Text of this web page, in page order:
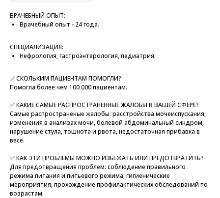
ВРАЧЕБНЫЙ ОПЫТ:
Врачебный опыт - 24 года.
СПЕЦИАЛИЗАЦИЯ:
Нефрология, гастроэнтерология, педиатрия.
✅ СКОЛЬКИМ ПАЦИЕНТАМ ПОМОГЛИ?
Помогла более чем 100 000 пациентам.
✅ КАКИЕ САМЫЕ РАСПРОСТРАНЕННЫЕ ЖАЛОБЫ В ВАШЕЙ СФЕРЕ?
Самые распространеные жалобы: расстройства мочеиспускания,
изменения в анализах мочи, болевой абдоминальный синдром,
нарушение стула, тошнота и рвота, недостаточная прибавка в
весе.
✅ КАК ЭТИ ПРОБЛЕМЫ МОЖНО ИЗБЕЖАТЬ ИЛИ ПРЕДОТВРАТИТЬ?
Для предотвращения проблем: соблюдение правильного
режима питания и питьевого режима, гигиенические
мероприятия, прохождение профилактических обследований по
возрастам.